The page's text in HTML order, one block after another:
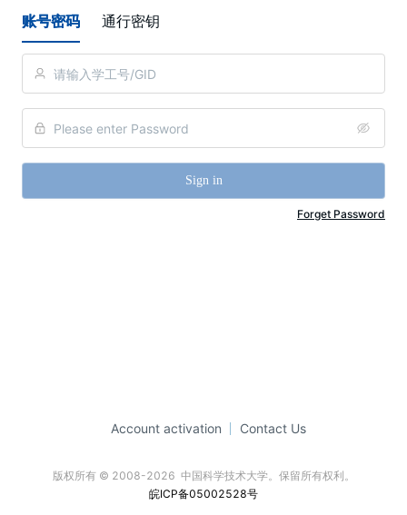
账号密码 通行密钥
Sign in
Forget Password
Account activation Contact Us
版权所有 © 2008-2026  中国科学技术大学。保留所有权利。
皖ICP备05002528号